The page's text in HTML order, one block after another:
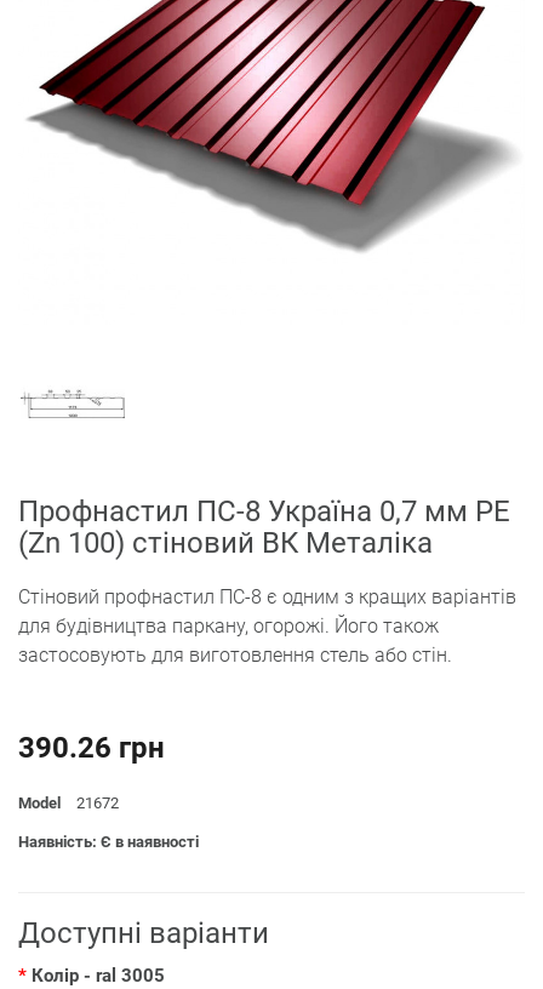
Профнастил ПС-8 Україна 0,7 мм РЕ
(Zn 100) стіновий ВК Металіка
Стіновий профнастил ПС-8 є одним з кращих варіантів
для будівництва паркану, огорожі. Його також
застосовують для виготовлення стель або стін.
390.26 грн
Model 21672
Наявність: Є в наявності
Доступні варіанти
Колір - ral 3005